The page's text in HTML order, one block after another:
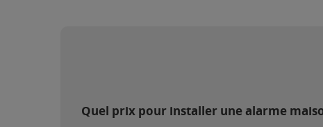
Quel prix pour installer une alarme